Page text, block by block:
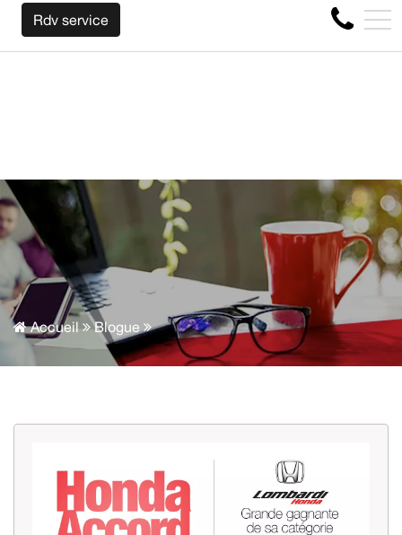
RACHETONS VOTRE AUTO PEU IMPORTE LA
4356 Boul Métropolitain E, Montréal, QC, CA H1S 1A2
EN
Rdv service
Accueil Blogue